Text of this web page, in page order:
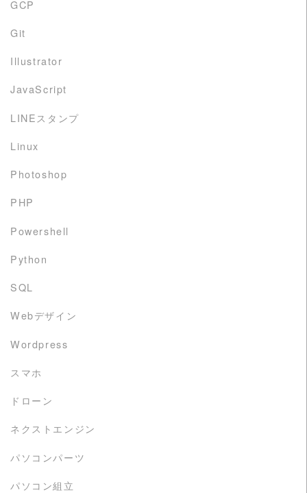
GCP
Git
Illustrator
JavaScript
LINEスタンプ
Linux
Photoshop
PHP
Powershell
Python
SQL
Webデザイン
Wordpress
スマホ
ドローン
ネクストエンジン
パソコンパーツ
パソコン組立